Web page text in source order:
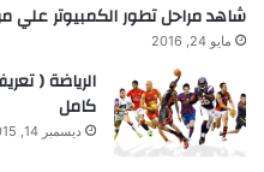
شاهد مراحل تطور الكمبيوتر علي
مايو 24, 2016
الرياضة (
كامل
ديسمبر 14, 2015